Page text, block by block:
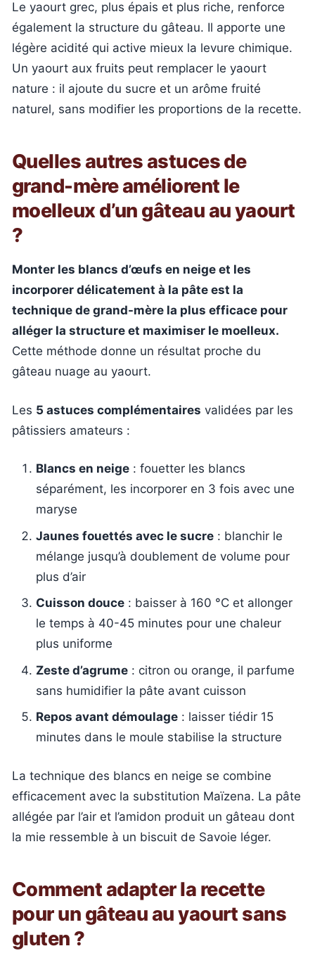
Le yaourt grec, plus épais et plus riche, renforce
également la structure du gâteau. Il apporte une
légère acidité qui active mieux la levure chimique.
Un yaourt aux fruits peut remplacer le yaourt
nature : il ajoute du sucre et un arôme fruité
naturel, sans modifier les proportions de la recette.
Quelles autres astuces de
grand-mère améliorent le
moelleux d’un gâteau au yaourt
?
Monter les blancs d’œufs en neige et les
incorporer délicatement à la pâte est la
technique de grand-mère la plus efficace pour
alléger la structure et maximiser le moelleux.
Cette méthode donne un résultat proche du
gâteau nuage au yaourt.
Les 5 astuces complémentaires validées par les
pâtissiers amateurs :
Blancs en neige : fouetter les blancs
séparément, les incorporer en 3 fois avec une
maryse
Jaunes fouettés avec le sucre : blanchir le
mélange jusqu’à doublement de volume pour
plus d’air
Cuisson douce : baisser à 160 °C et allonger
le temps à 40-45 minutes pour une chaleur
plus uniforme
Zeste d’agrume : citron ou orange, il parfume
sans humidifier la pâte avant cuisson
Repos avant démoulage : laisser tiédir 15
minutes dans le moule stabilise la structure
La technique des blancs en neige se combine
efficacement avec la substitution Maïzena. La pâte
allégée par l’air et l’amidon produit un gâteau dont
la mie ressemble à un biscuit de Savoie léger.
Comment adapter la recette
pour un gâteau au yaourt sans
gluten ?